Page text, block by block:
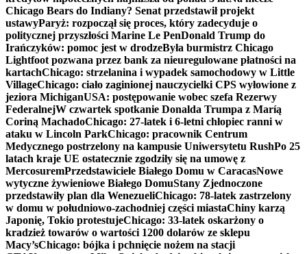
Chicago Bears do Indiany? Senat przedstawił projekt
ustawyParyż: rozpoczął się proces, który zadecyduje o
politycznej przyszłości Marine Le PenDonald Trump do
Irańczyków: pomoc jest w drodzeByła burmistrz Chicago
Lightfoot pozwana przez bank za nieuregulowane płatności na
kartachChicago: strzelanina i wypadek samochodowy w Little
VillageChicago: ciało zaginionej nauczycielki CPS wyłowione z
jeziora MichiganUSA: postępowanie wobec szefa Rezerwy
FederalnejW czwartek spotkanie Donalda Trumpa z Maríą
Coriną MachadoChicago: 27-latek i 6-letni chłopiec ranni w
ataku w Lincoln ParkChicago: pracownik Centrum
Medycznego postrzelony na kampusie Uniwersytetu RushPo 25
latach kraje UE ostatecznie zgodziły się na umowę z
MercosuremPrzedstawiciele Białego Domu w CaracasNowe
wytyczne żywieniowe Białego DomuStany Zjednoczone
przedstawiły plan dla WenezueliChicago: 78-latek zastrzelony
w domu w południowo-zachodniej części miastaChiny karzą
Japonię, Tokio protestujeChicago: 33-latek oskarżony o
kradzież towarów o wartości 1200 dolarów ze sklepu
Macy’sChicago: bójka i pchnięcie nożem na stacji